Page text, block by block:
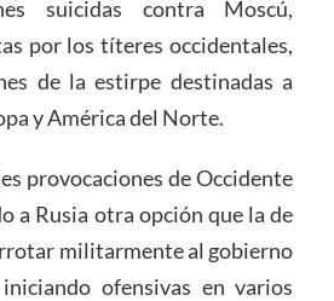
suicidas contra Moscú,
por los títeres occidentales,
de la estirpe destinadas a
y América del Norte.
provocaciones de Occidente
a Rusia otra opción que la de
militarmente al gobierno
ofensivas en varios